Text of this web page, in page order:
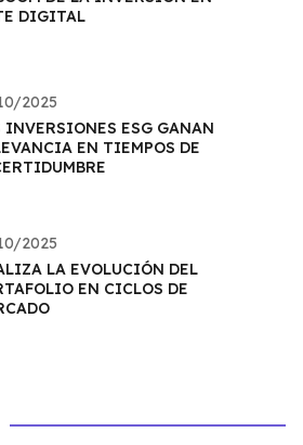
DIGITAL
2025
INVERSIONES ESG GANAN
EN TIEMPOS DE
2025
LA EVOLUCIÓN DEL
EN CICLOS DE